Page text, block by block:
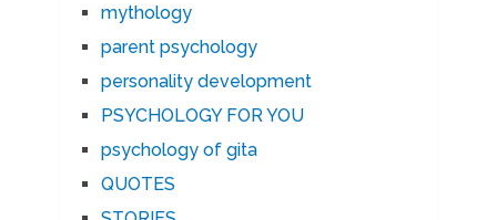
mythology
parent psychology
personality development
PSYCHOLOGY FOR YOU
psychology of gita
QUOTES